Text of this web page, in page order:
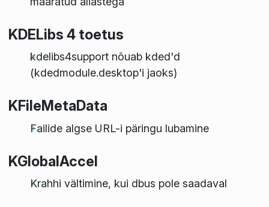
KDELibs 4 toetus
kdelibs4support nõuab kded'd
(kdedmodule.desktop'i jaoks)
KFileMetaData
Failide algse URL-i päringu lubamine
KGlobalAccel
Krahhi vältimine, kui dbus pole saadaval